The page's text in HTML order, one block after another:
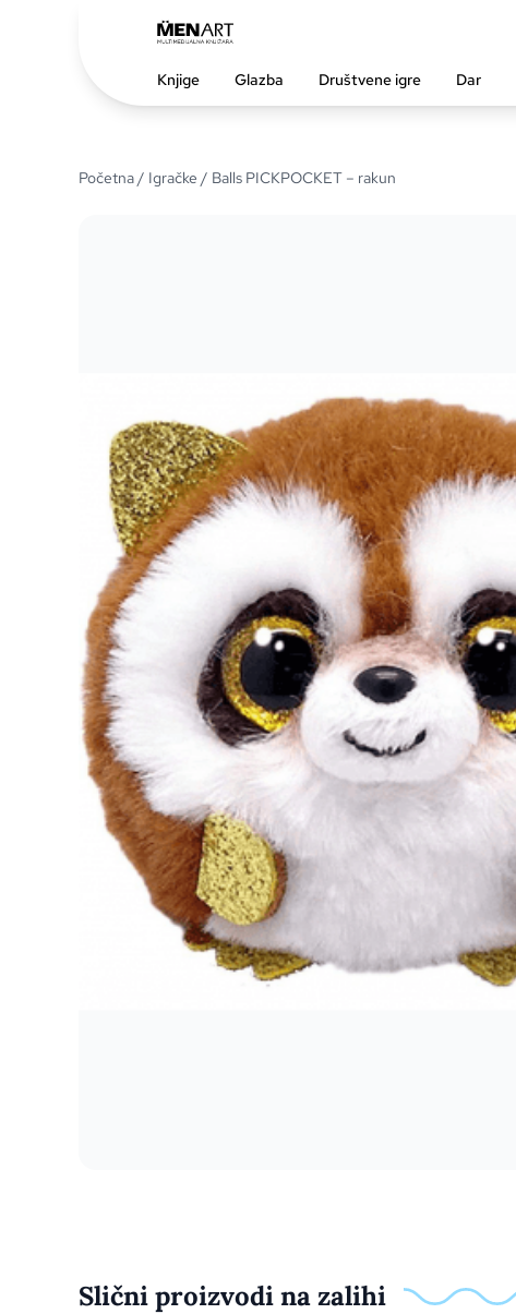
Knjige Glazba Društvene igre Dar
Početna/ Igračke / Balls PICKPOCKET – rakun
Slični proizvodi na zalihi